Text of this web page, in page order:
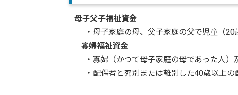
母子父子福祉資金
・母子家庭の母、父子家庭の父で児童（20
寡婦福祉資金
・寡婦（かつて母子家庭の母であった人）
・配偶者と死別または離別した40歳以上の